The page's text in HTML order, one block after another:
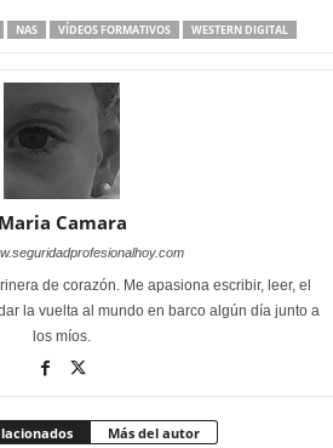
NAS VÍDEOS FORMATIVOS WESTERN DIGITAL
Maria Camara
de corazón. Me apasiona escribir, leer, el
la vuelta al mundo en barco algún día junto a
los míos.
Más del autor